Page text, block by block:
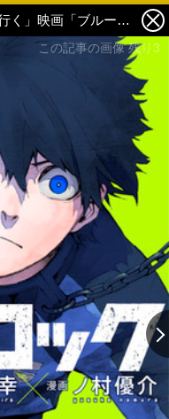
「この配役本当に神」「100万回観に行く」映画「ブルーロック」凪誠士郎役、御影玲王役、樋口幸平役が決定＆新映像公開で話題に 4枚目の写真・画像
この記事の画像 残り3